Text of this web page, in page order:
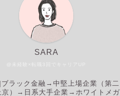
@未経験×転職3回でキャリアUP
SARA
ブラック金融→中堅上場企業（第二
京）→日系大手企業→ホワイトメガ